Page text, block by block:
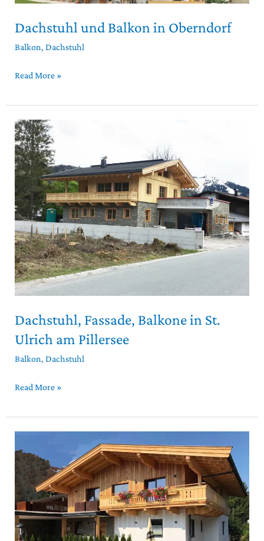
Dachstuhl und Balkon in Oberndorf
Balkon, Dachstuhl
Read More »
Dachstuhl, Fassade, Balkone in St.
Ulrich am Pillersee
Balkon, Dachstuhl
Dachstuhl,
Fassade,
Balkone
in
St.
Ulrich
am
Pillersee
Read More »
Fassade,
Balkon
in
Fieberbrunn